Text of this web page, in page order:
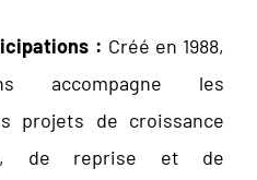
: Créé en 1988,
accompagne les
projets de croissance
de reprise et de